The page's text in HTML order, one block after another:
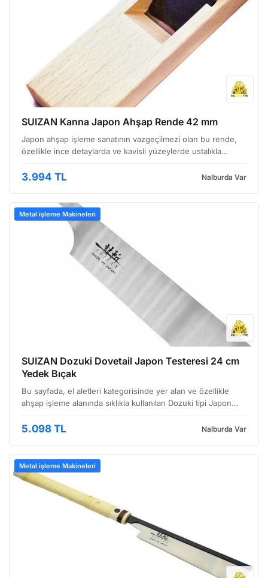
SUIZAN Kanna Japon Ahşap Rende 42 mm
Japon ahşap işleme sanatının vazgeçilmezi olan bu rende,
özellikle ince detaylarda ve kavisli yüzeylerde ustalıkla
markasının kalitesini taşıyan bu kanna, gelenek…
3.994 TL Nalburda Var
Metal işleme Makineleri
SUIZAN Dozuki Dovetail Japon Testeresi 24 cm
Yedek Bıçak
Bu sayfada, el aletleri kategorisinde yer alan ve özellikle
ahşap işleme alanında sıklıkla kullanılan Dozuki tipi Japon
SUIZAN markasının kalitesini taşıy…
5.098 TL Nalburda Var
Metal işleme Makineleri